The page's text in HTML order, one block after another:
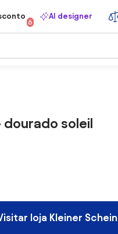
6
AI designer
dourado soleil
loja Kleiner Schein